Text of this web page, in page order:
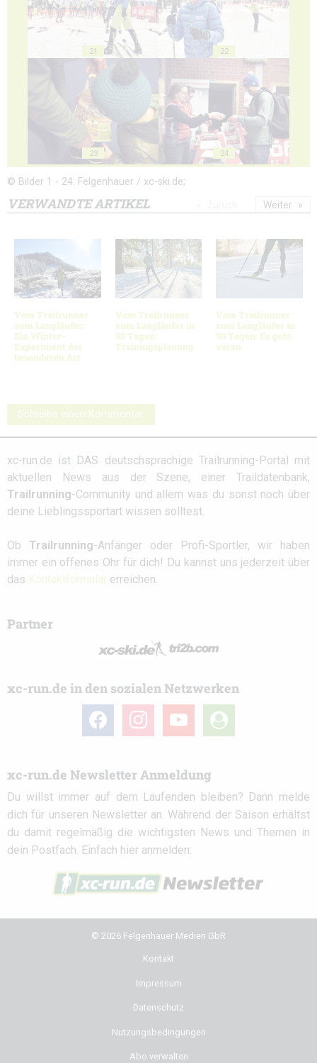
21 22
23 24
© Bilder 1 - 24: Felgenhauer / xc-ski.de;
VERWANDTE ARTIKEL
Vom Trailrunner
zum Langläufer:
Ein Winter-
Experiment der
besonderen Art
Vom Trailrunner
zum Langläufer in
90 Tagen:
Trainingsplanung
Vom Trailrunner
zum Langläufer in
90 Tagen: Es geht
voran
Weiter
Schreibe einen Kommentar
xc-run.de ist DAS deutschsprachige Trailrunning-Portal mit
aktuellen News aus der Szene, einer Traildatenbank,
Trailrunning-Community und allem was du sonst noch über
deine Lieblingssportart wissen solltest.
Ob Trailrunning-Anfänger oder Profi-Sportler, wir haben
immer ein offenes Ohr für dich! Du kannst uns jederzeit über
das Kontaktformular erreichen.
Partner
xc-run.de in den sozialen Netzwerken
facebook instagramyoutube
user-
circle
xc-run.de Newsletter Anmeldung
Du willst immer auf dem Laufenden bleiben? Dann melde
dich für unseren Newsletter an. Während der Saison erhältst
du damit regelmäßig die wichtigsten News und Themen in
dein Postfach. Einfach hier anmelden:
© 2026 Felgenhauer Medien GbR
Kontakt
Impressum
Datenschutz
Nutzungsbedingungen
Abo verwalten